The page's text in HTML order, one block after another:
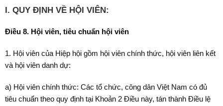
I. QUY ĐỊNH VỀ HỘI VIÊN:
Điều 8. Hội viên, tiêu chuẩn hội viên
1. Hội viên của Hiệp hội gồm hội viên chính thức, hội viên liên kết
và hội viên danh dự:
a) Hội viên chính thức: Các tổ chức, công dân Việt Nam có đủ
tiêu chuẩn theo quy định tại Khoản 2 Điều này, tán thành Điều lệ